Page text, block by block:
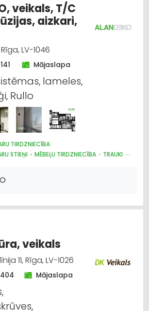
veikals, T/C
aizkari,
LV-1046
Mājaslapa
lameles,
Rullo
TIRDZNIECĪBA
STIEŅI
MĒBEĻU TIRDZNIECĪBA
TRAUKI
PRIEKŠMETI UN PAKALPOJUMI
TIRDZNIECĪBA
veikals
11, Rīga, LV-1026
Mājaslapa